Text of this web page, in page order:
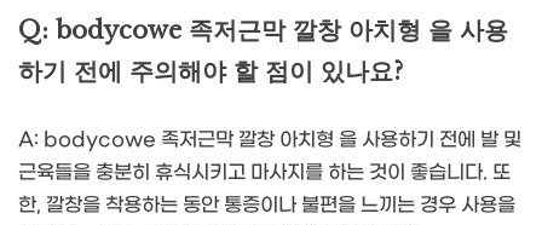
Q: bodycowe 족저근막 깔창 아치형 을 사용
하기 전에 주의해야 할 점이 있나요?
A: bodycowe 족저근막 깔창 아치형 을 사용하기 전에 발 및
근육들을 충분히 휴식시키고 마사지를 하는 것이 좋습니다. 또
한, 깔창을 착용하는 동안 통증이나 불편을 느끼는 경우 사용을